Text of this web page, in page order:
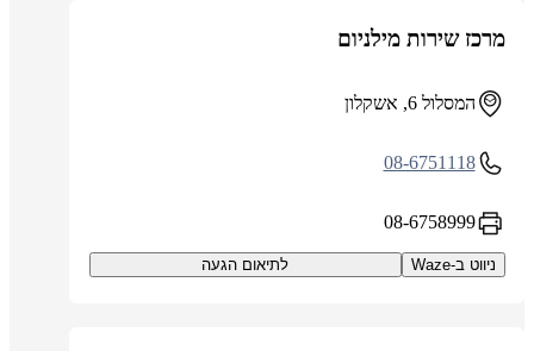
מרכז שירות מילניום
המסלול 6, אשקלון
08-6751118
08-6758999
ניווט ב-Waze לתיאום הגעה